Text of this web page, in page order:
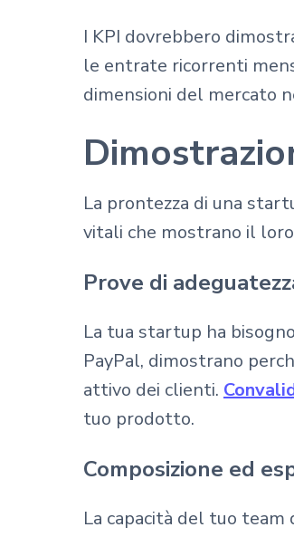
I KPI dovrebbero
le entrate ricorrenti
dimensioni del mercato
La prontezza di una
vitali che mostrano il
Prove di
La tua startup ha
PayPal, dimostrano
attivo dei clienti.
tuo prodotto.
Composizione ed
La capacità del tuo team